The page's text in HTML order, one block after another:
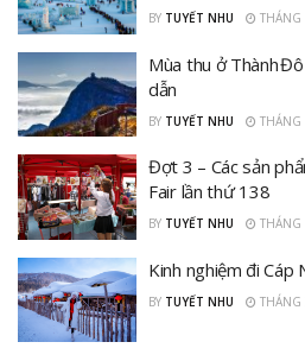
BY TUYẾT NHU
Mùa thu ở Thành
dẫn
BY TUYẾT NHU
Đợt 3 – Các sản
Fair lần thứ 138
BY TUYẾT NHU
Kinh nghiệm đi
BY TUYẾT NHU